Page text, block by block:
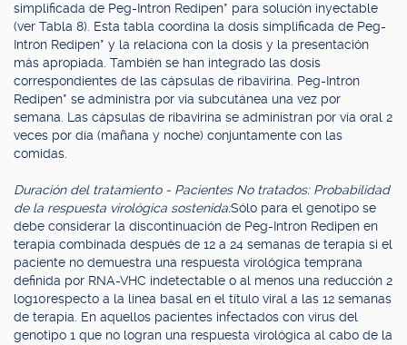
simplificada de Peg-Intron Redipen* para solución inyectable
(ver Tabla 8). Esta tabla coordina la dosis simplificada de Peg-
Intron Redipen* y la relaciona con la dosis y la presentación
más apropiada. También se han integrado las dosis
correspondientes de las cápsulas de ribavirina. Peg-Intron
Redipen* se administra por vía subcutánea una vez por
semana. Las cápsulas de ribavirina se administran por vía oral 2
veces por día (mañana y noche) conjuntamente con las
comidas.
Duración del tratamiento - Pacientes No tratados: Probabilidad
de la respuesta virológica sostenida:Sólo para el genotipo se
debe considerar la discontinuación de Peg-Intron Redipen en
terapia combinada después de 12 a 24 semanas de terapia si el
paciente no demuestra una respuesta virológica temprana
definida por RNA-VHC indetectable o al menos una reducción 2
log10respecto a la línea basal en el título viral a las 12 semanas
de terapia. En aquellos pacientes infectados con virus del
genotipo 1 que no logran una respuesta virológica al cabo de la